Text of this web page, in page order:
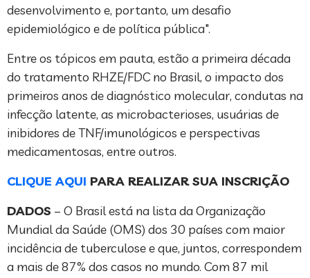
desenvolvimento e, portanto, um desafio
epidemiológico e de política pública".
Entre os tópicos em pauta, estão a primeira década
do tratamento RHZE/FDC no Brasil, o impacto dos
primeiros anos de diagnóstico molecular, condutas na
infecção latente, as microbacterioses, usuárias de
inibidores de TNF/imunológicos e perspectivas
medicamentosas, entre outros.
CLIQUE AQUI PARA REALIZAR SUA INSCRIÇÃO
DADOS – O Brasil está na lista da Organização
Mundial da Saúde (OMS) dos 30 países com maior
incidência de tuberculose e que, juntos, correspondem
a mais de 87% dos casos no mundo. Com 87 mil